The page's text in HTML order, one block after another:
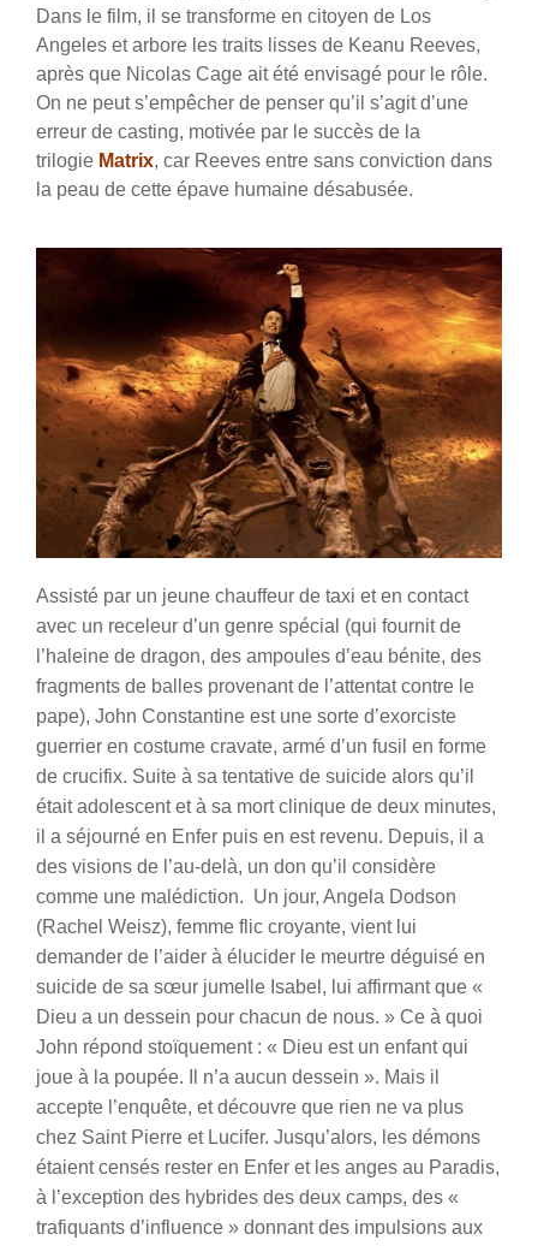
Dans le film, il se transforme en citoyen de Los
Angeles et arbore les traits lisses de Keanu Reeves,
après que Nicolas Cage ait été envisagé pour le rôle.
On ne peut s’empêcher de penser qu’il s’agit d’une
erreur de casting, motivée par le succès de la
trilogie Matrix, car Reeves entre sans conviction dans
la peau de cette épave humaine désabusée.
Assisté par un jeune chauffeur de taxi et en contact
avec un receleur d’un genre spécial (qui fournit de
l’haleine de dragon, des ampoules d’eau bénite, des
fragments de balles provenant de l’attentat contre le
pape), John Constantine est une sorte d’exorciste
guerrier en costume cravate, armé d’un fusil en forme
de crucifix. Suite à sa tentative de suicide alors qu’il
était adolescent et à sa mort clinique de deux minutes,
il a séjourné en Enfer puis en est revenu. Depuis, il a
des visions de l’au-delà, un don qu’il considère
comme une malédiction. Un jour, Angela Dodson
(Rachel Weisz), femme flic croyante, vient lui
demander de l’aider à élucider le meurtre déguisé en
suicide de sa sœur jumelle Isabel, lui affirmant que «
Dieu a un dessein pour chacun de nous. » Ce à quoi
John répond stoïquement : « Dieu est un enfant qui
joue à la poupée. Il n’a aucun dessein ». Mais il
accepte l’enquête, et découvre que rien ne va plus
chez Saint Pierre et Lucifer. Jusqu’alors, les démons
étaient censés rester en Enfer et les anges au Paradis,
à l’exception des hybrides des deux camps, des «
trafiquants d’influence » donnant des impulsions aux